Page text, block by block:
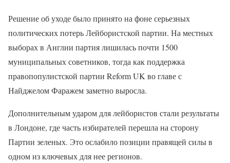
Решение об уходе было принято на фоне серьезных
политических потерь Лейбористской партии. На местных
выборах в Англии партия лишилась почти 1500
муниципальных советников, тогда как поддержка
правопопулистской партии Reform UK во главе с
Найджелом Фаражем заметно выросла.
Дополнительным ударом для лейбористов стали результаты
в Лондоне, где часть избирателей перешла на сторону
Партии зеленых. Это ослабило позиции правящей силы в
одном из ключевых для нее регионов.